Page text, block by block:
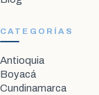
CATEGORÍAS
Antioquia
Boyacá
Cundinamarca